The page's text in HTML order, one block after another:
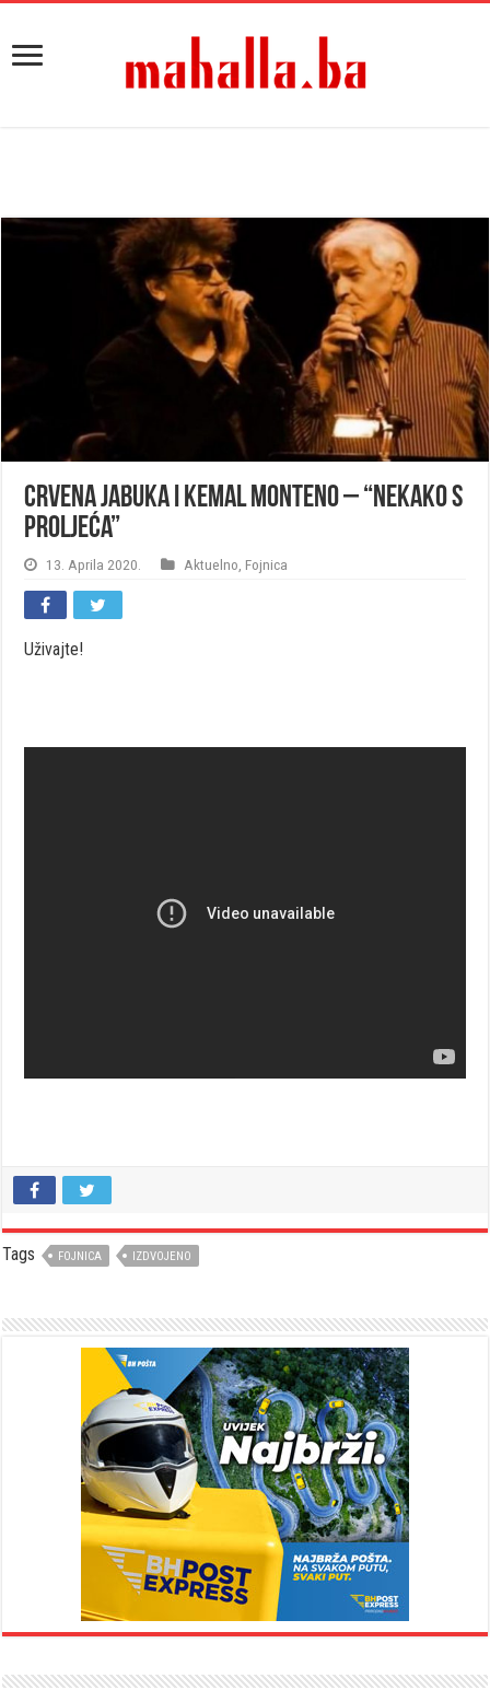
Crvena Jabuka i Kemal Monteno – “Nekako s
proljeća”
13. Aprila 2020. Aktuelno Fojnica
Uživajte!
Tags FOJNICA IZDVOJENO